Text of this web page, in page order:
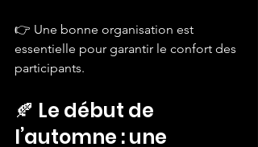
👉 Une bonne organisation est
essentielle pour garantir le confort des
participants.
🍂 Le début de
l’automne : une